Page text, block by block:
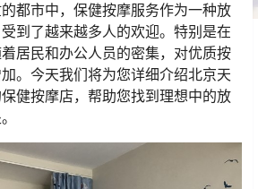
都市中，保健按摩服务作为一种放
到了越来越多人的欢迎。特别是在
居民和办公人员的密集，对优质按
。今天我们将为您详细介绍北京天
健按摩店，帮助您找到理想中的放